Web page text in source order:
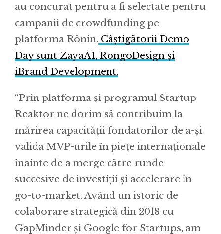
au concurat pentru a fi selectate pentru
campanii de crowdfunding pe
platforma Rōnin. Câștigătorii Demo
Day sunt ZayaAI, RongoDesign și
iBrand Development.
“Prin platforma și programul Startup
Reaktor ne dorim să contribuim la
mărirea capacității fondatorilor de a-și
valida MVP-urile în piețe internaționale
înainte de a merge către runde
succesive de investiții și accelerare în
go-to-market. Având un istoric de
colaborare strategică din 2018 cu
GapMinder și Google for Startups, am